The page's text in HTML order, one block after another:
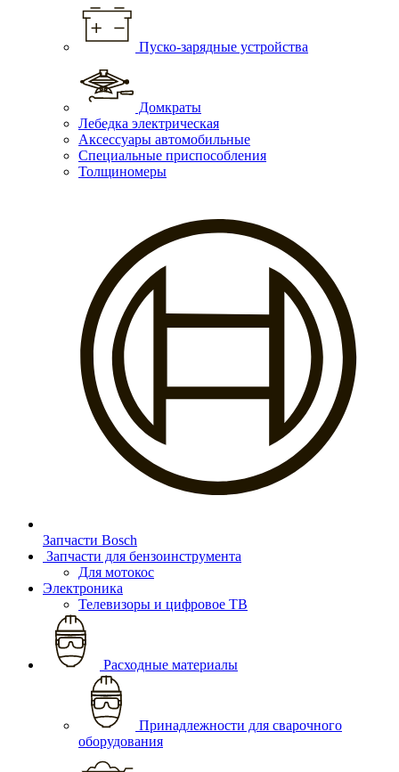
Пуско-зарядные устройства
Домкраты
Лебедка электрическая
Аксессуары автомобильные
Специальные приспособления
Толщиномеры
Запчасти Bosch
Запчасти для бензоинструмента
Для мотокос
Электроника
Телевизоры и цифровое ТВ
Расходные материалы
Принадлежности для сварочного
оборудования